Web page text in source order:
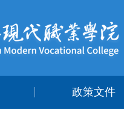
政策文件